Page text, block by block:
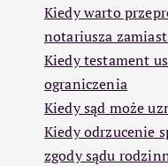
Kiedy warto
notariusza
Kiedy testament
ograniczenia
Kiedy sąd może
Kiedy odrzucenie
zgody sądu